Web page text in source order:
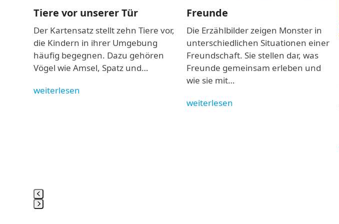
the
navigation
buttons
Tiere vor unserer Tür
Der Kartensatz stellt zehn Tiere vor,
die Kindern in ihrer Umgebung
häufig begegnen. Dazu gehören
Vögel wie Amsel, Spatz und…
weiterlesen
Freunde
Die Erzählbilder zeigen Monster in
unterschiedlichen Situationen einer
Freundschaft. Sie stellen dar, was
Freunde gemeinsam erleben und
wie sie mit…
weiterlesen